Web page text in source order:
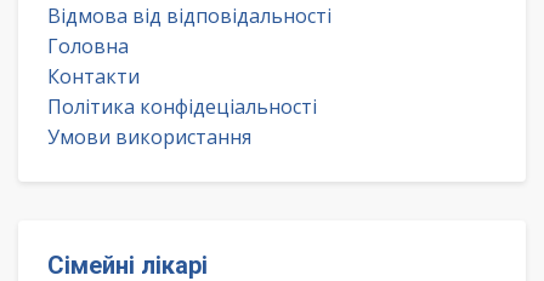
Відмова від відповідальності
Головна
Контакти
Політика конфідеціальності
Умови використання
Сімейні лікарі